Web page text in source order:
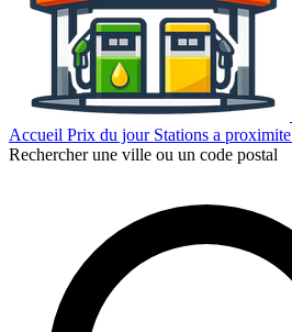
Accueil Prix du jour Stations a proximite
Rechercher une ville ou un code postal